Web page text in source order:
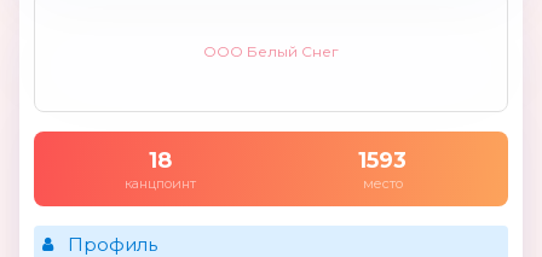
ООО Белый Снег
18
канцпоинт
1593
место
Профиль